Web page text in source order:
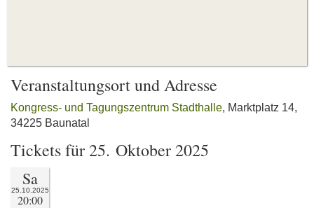
Veranstaltungsort und Adresse
Kongress- und Tagungszentrum Stadthalle, Marktplatz 14,
34225 Baunatal
Tickets für 25. Oktober 2025
Sa
25.10.2025
20:00